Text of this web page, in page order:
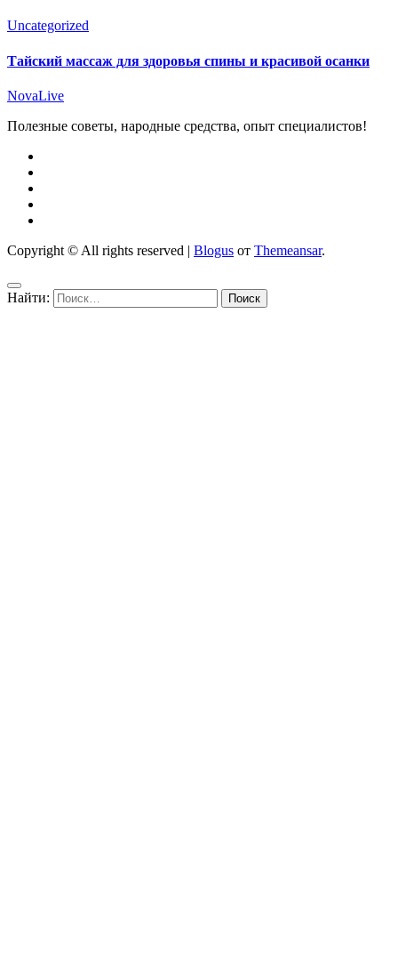
Uncategorized
Тайский массаж для здоровья спины и красивой осанки
NovaLive
Полезные советы, народные средства, опыт специалистов!
Copyright © All rights reserved | Blogus от Themeansar.
Найти: